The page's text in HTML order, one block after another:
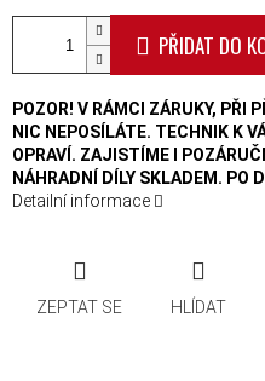
PŘIDAT DO
POZOR! V RÁMCI ZÁRUKY, PŘI
NIC NEPOSÍLÁTE. TECHNIK K
OPRAVÍ. ZAJISTÍME I
NÁHRADNÍ DÍLY SKLADEM. PO
Detailní informace
ZEPTAT SE HLÍDAT